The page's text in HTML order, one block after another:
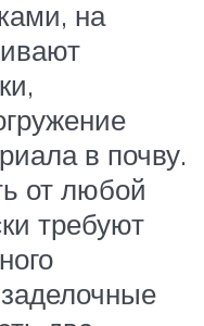
на
в почву.
от любой
требуют